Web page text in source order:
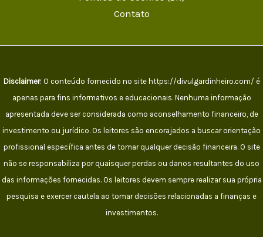
Contato
Disclaimer: O conteúdo fornecido no site https://divulgardinheiro.com/ é
apenas para fins informativos e educacionais. Nenhuma informação
apresentada deve ser considerada como aconselhamento financeiro, de
investimento ou jurídico. Os leitores são encorajados a buscar orientação
profissional específica antes de tomar qualquer decisão financeira. O site
não se responsabiliza por quaisquer perdas ou danos resultantes do uso
das informações fornecidas. Os leitores devem sempre realizar sua própria
pesquisa e exercer cautela ao tomar decisões relacionadas a finanças e
investimentos.